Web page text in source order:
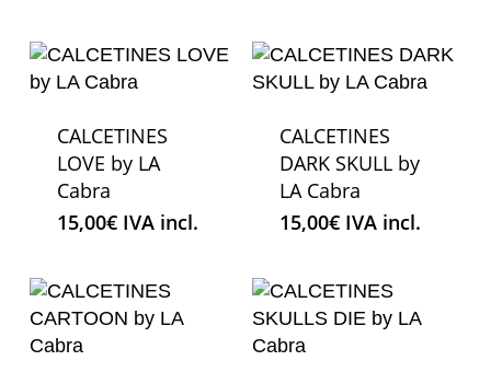
CALCETINES
LOVE by LA
Cabra
15,00€ IVA incl.
CALCETINES
DARK SKULL by
LA Cabra
15,00€ IVA incl.